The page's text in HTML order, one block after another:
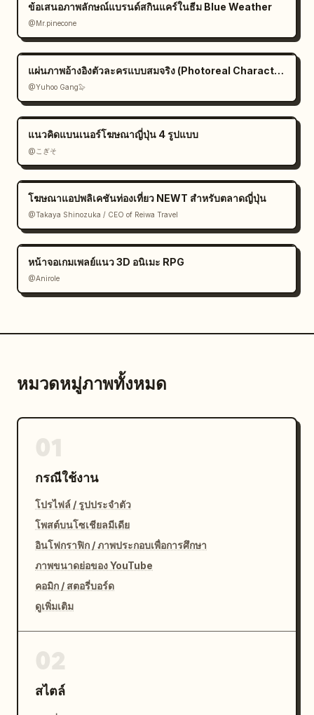
ข้อเสนอภาพลักษณ์แบรนด์สกินแคร์ในธีม Blue Weather
@Mr.pinecone
แผ่นภาพอ้างอิงตัวละครแบบสมจริง (Photoreal Character Reference Sheet)
@Yuhoo Gang🦭
แนวคิดแบนเนอร์โฆษณาญี่ปุ่น 4 รูปแบบ
@こぎそ
โฆษณาแอปพลิเคชันท่องเที่ยว NEWT สำหรับตลาดญี่ปุ่น
@Takaya Shinozuka / CEO of Reiwa Travel
หน้าจอเกมเพลย์แนว 3D อนิเมะ RPG
@Anirole
หมวดหมู่ภาพทั้งหมด
กรณีใช้งาน
โปรไฟล์ / รูปประจำตัว
โพสต์บนโซเชียลมีเดีย
อินโฟกราฟิก / ภาพประกอบเพื่อการศึกษา
ภาพขนาดย่อของ YouTube
คอมิก / สตอรี่บอร์ด
ดูเพิ่มเติม
สไตล์